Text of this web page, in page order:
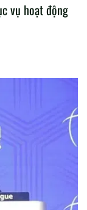
vụ hoạt động